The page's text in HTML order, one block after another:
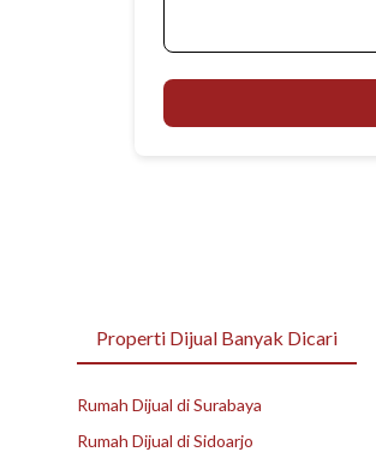
Properti Dijual Banyak Dicari
Rumah Dijual di Surabaya
Rumah Dijual di Sidoarjo